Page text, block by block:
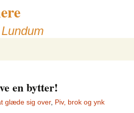
en bytter!
glæde sig over, Piv, brok og ynk